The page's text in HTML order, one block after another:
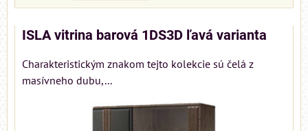
ISLA vitrina barová 1DS3D ľavá varianta
Charakteristickým znakom tejto kolekcie sú čelá z
masívneho dubu,...